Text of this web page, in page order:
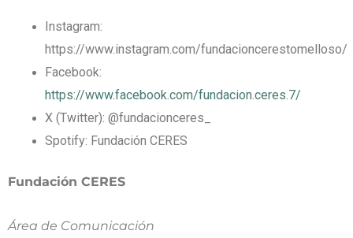
Instagram:
https://www.instagram.com/fundacioncerestomelloso/
Facebook:
https://www.facebook.com/fundacion.ceres.7/
X (Twitter): @fundacionceres_
Spotify: Fundación CERES
Fundación CERES
Área de Comunicación